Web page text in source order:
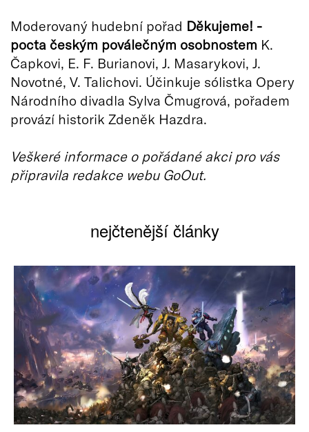
Moderovaný hudební pořad Děkujeme! -
pocta českým poválečným osobnostem K.
Čapkovi, E. F. Burianovi, J. Masarykovi, J.
Novotné, V. Talichovi. Účinkuje sólistka Opery
Národního divadla Sylva Čmugrová, pořadem
provází historik Zdeněk Hazdra.
Veškeré informace o pořádané akci pro vás
připravila redakce webu GoOut.
nejčtenější články